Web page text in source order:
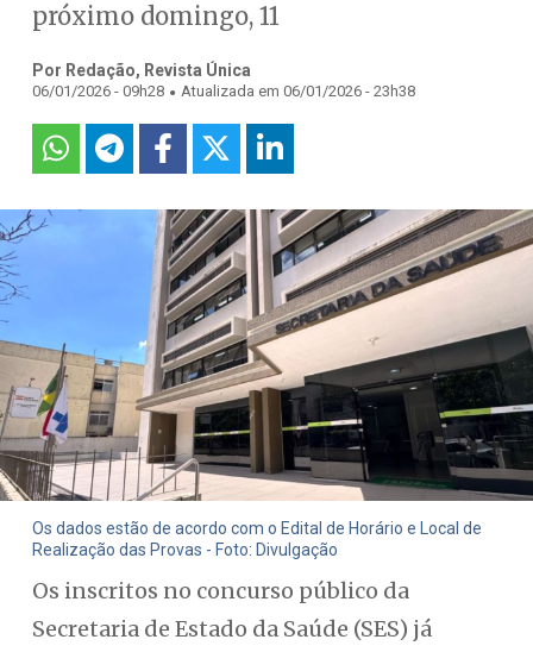
próximo domingo, 11
Por Redação, Revista Única
06/01/2026 - 09h28 . Atualizada em 06/01/2026 - 23h38
Os dados estão de acordo com o Edital de Horário e Local de
Realização das Provas - Foto: Divulgação
Os inscritos no concurso público da
Secretaria de Estado da Saúde (SES) já